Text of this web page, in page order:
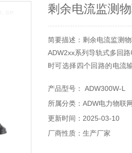
剩余电流监测
简要描述：剩余电流监测
ADW2xx系列导轨式多回
时可选择四个回路的电流
实现DI、DO、测温、剩余
Lot无线通信功能。
产品型号： ADW300W-L
所属分类：ADW电力物联
更新时间：2025-03-10
厂商性质：生产厂家